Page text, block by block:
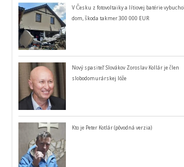
V Česku z fotovoltaiky a lítiovej batérie vybuchol
dom, škoda takmer 300 000 EUR
Nový spasiteľ Slovákov Zoroslav Kollár je člen
slobodomurárskej lóže
Kto je Peter Kotlár (pôvodná verzia)